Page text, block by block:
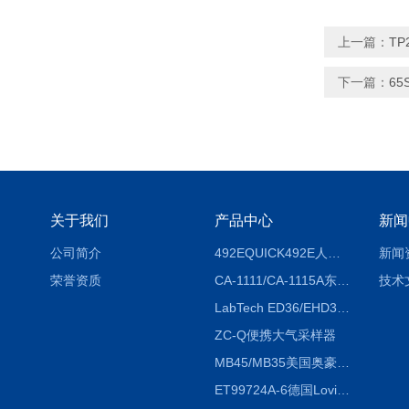
上一篇：
下一篇：
关于我们
公司简介
荣誉资质
产品中心
CA-1111/CA-1115A东京理化EYELA CA-1111/CA-1115A冷却水循环装置
ZC-Q便携大气采样器
MB45/MB35美国奥豪斯OHAUS MB45/MB35卤素红外水分测定仪
ET99724A-6德国Lovibond ET99724A-6微电脑BOD测定仪
新
新闻
技术